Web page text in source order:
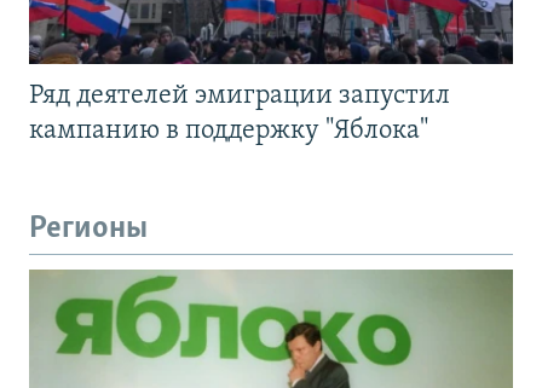
Ряд деятелей эмиграции запустил
кампанию в поддержку "Яблока"
Регионы